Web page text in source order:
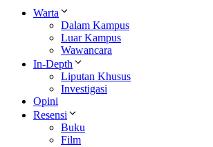
Warta
Dalam Kampus
Luar Kampus
Wawancara
In-Depth
Liputan Khusus
Investigasi
Opini
Resensi
Buku
Film